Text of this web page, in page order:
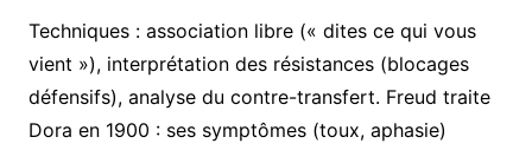
Techniques : association libre (« dites ce qui vous
vient »), interprétation des résistances (blocages
défensifs), analyse du contre-transfert. Freud traite
Dora en 1900 : ses symptômes (toux, aphasie)